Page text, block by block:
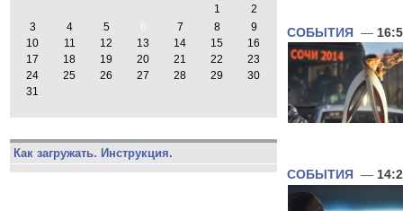
1
2
3
4 5 6 7 8
9
10
11 12 13 14 15
16
17
18 19 20 21 22
23
24
25 26 27 28 29
30
31
Как загружать. Инструкция.
СОБЫТИЯ —
СОБЫТИЯ —